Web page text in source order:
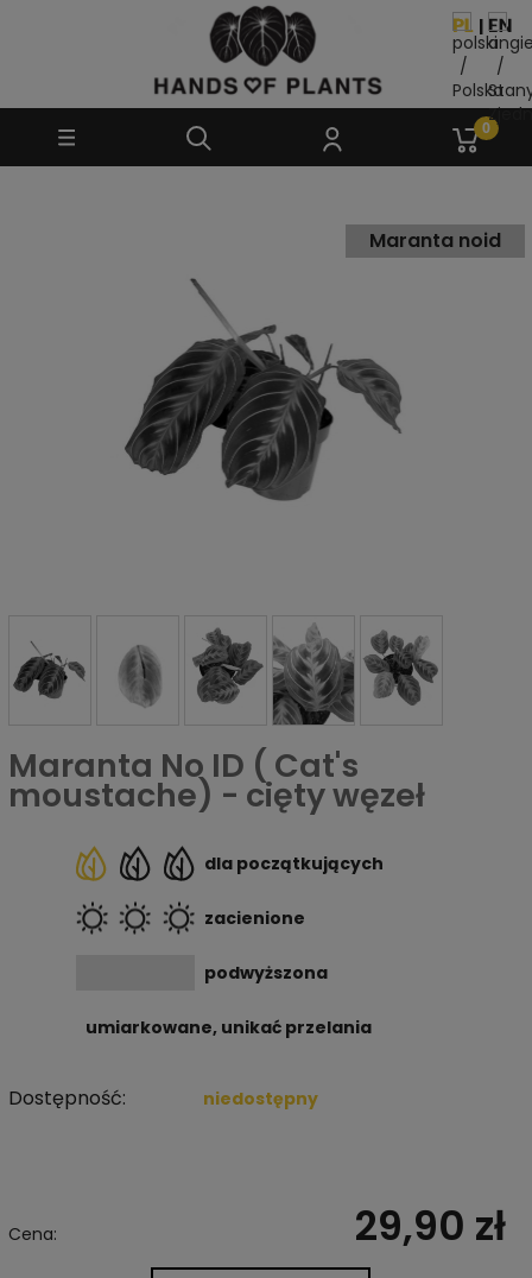
Maranta noid
Maranta No ID ( Cat's
moustache) - cięty węzeł
dla początkujących
zacienione
podwyższona
umiarkowane, unikać przelania
Dostępność: niedostępny
Cena: 29,90 zł